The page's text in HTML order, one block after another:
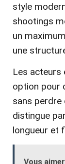
style
shootings
un
une
Les acteurs
option pour
sans perdre
distingue
longueur et
Vous